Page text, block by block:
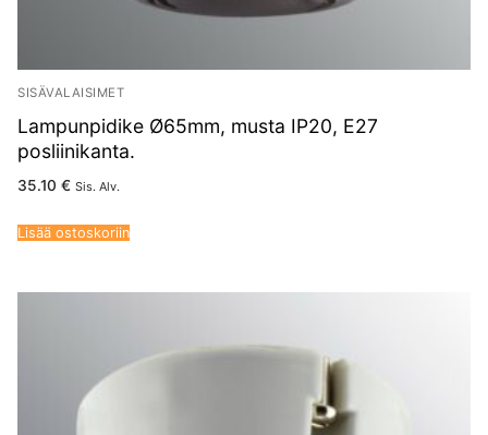
SISÄVALAISIMET
Lampunpidike Ø65mm, musta IP20, E27
posliinikanta.
35.10 € Sis. Alv.
Lisää ostoskoriin